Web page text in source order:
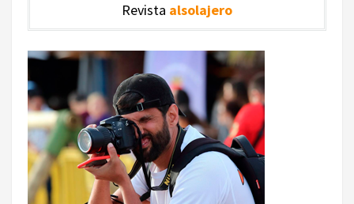
Revista alsolajero